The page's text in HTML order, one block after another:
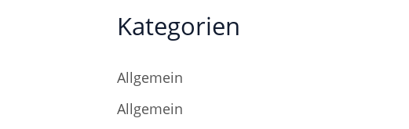
Kategorien
Allgemein
Allgemein